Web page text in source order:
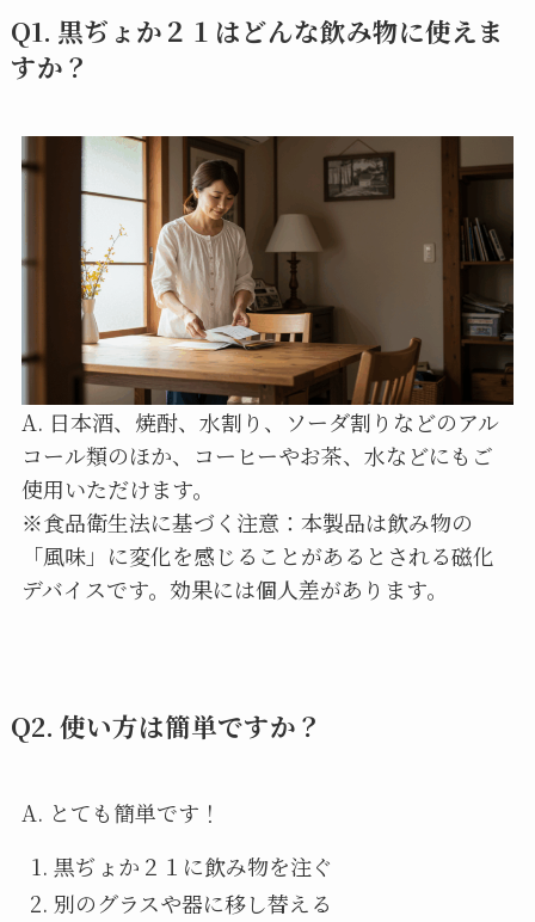
Q1. 黒ぢょか２１はどんな飲み物に使えま
すか？
A. 日本酒、焼酎、水割り、ソーダ割りなどのアル
コール類のほか、コーヒーやお茶、水などにもご
使用いただけます。
※食品衛生法に基づく注意：本製品は飲み物の
「風味」に変化を感じることがあるとされる磁化
デバイスです。効果には個人差があります。
Q2. 使い方は簡単ですか？
A. とても簡単です！
黒ぢょか２１に飲み物を注ぐ
別のグラスや器に移し替える